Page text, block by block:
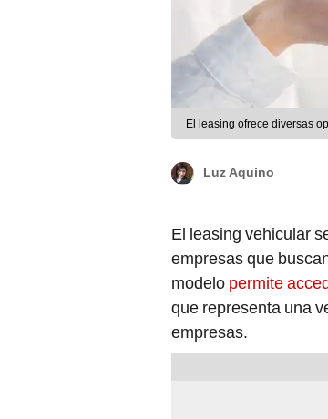
El leasing ofrece diversas
Luz Aquino
El leasing vehicular
empresas que
modelo permite
que representa una
empresas.